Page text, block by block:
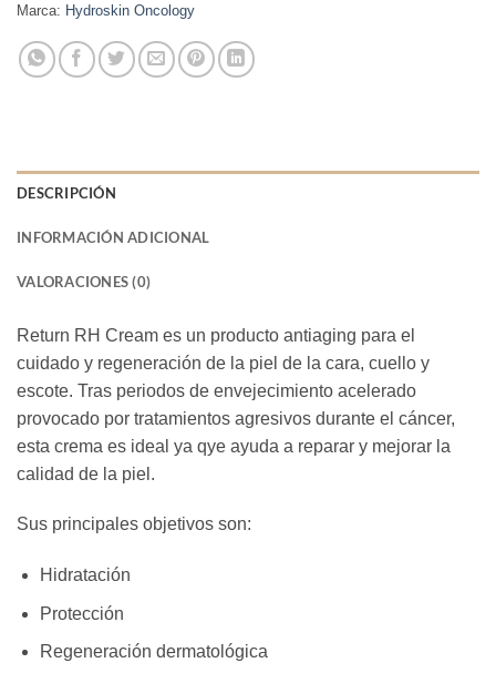
Marca: Hydroskin Oncology
DESCRIPCIÓN
INFORMACIÓN ADICIONAL
VALORACIONES (0)
Return RH Cream es un producto antiaging para el
cuidado y regeneración de la piel de la cara, cuello y
escote. Tras periodos de envejecimiento acelerado
provocado por tratamientos agresivos durante el cáncer,
esta crema es ideal ya qye ayuda a reparar y mejorar la
calidad de la piel.
Sus principales objetivos son:
Hidratación
Protección
Regeneración dermatológica